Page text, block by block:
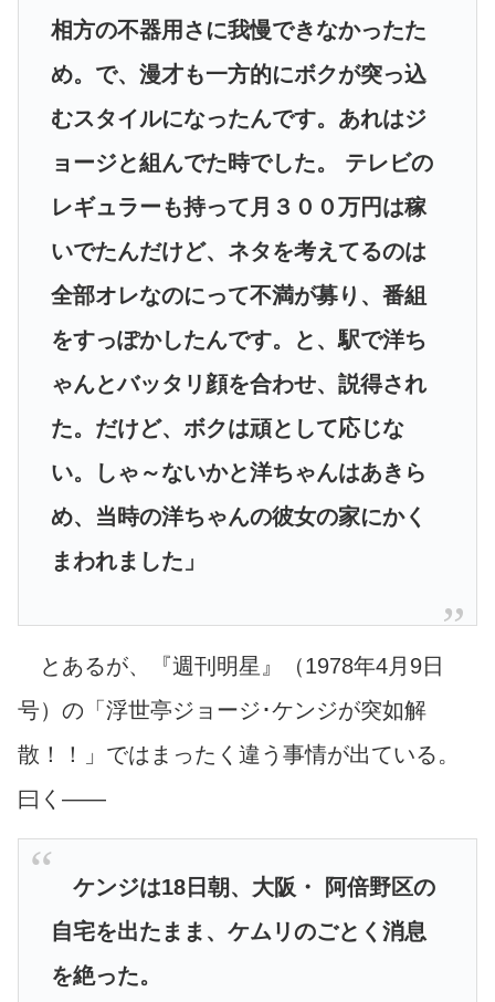
相方の不器用さに我慢できなかったた
め。で、漫才も一方的にボクが突っ込
むスタイルになったんです。あれはジ
ョージと組んでた時でした。 テレビの
レギュラーも持って月３００万円は稼
いでたんだけど、ネタを考えてるのは
全部オレなのにって不満が募り、番組
をすっぽかしたんです。と、駅で洋ち
ゃんとバッタリ顔を合わせ、説得され
た。だけど、ボクは頑として応じな
い。しゃ～ないかと洋ちゃんはあきら
め、当時の洋ちゃんの彼女の家にかく
まわれました」
とあるが、『週刊明星』（1978年4月9日
号）の「浮世亭ジョージ･ケンジが突如解
散！！」ではまったく違う事情が出ている。
曰く――
ケンジは18日朝、大阪・ 阿倍野区の
自宅を出たまま、ケムリのごとく消息
を絶った。